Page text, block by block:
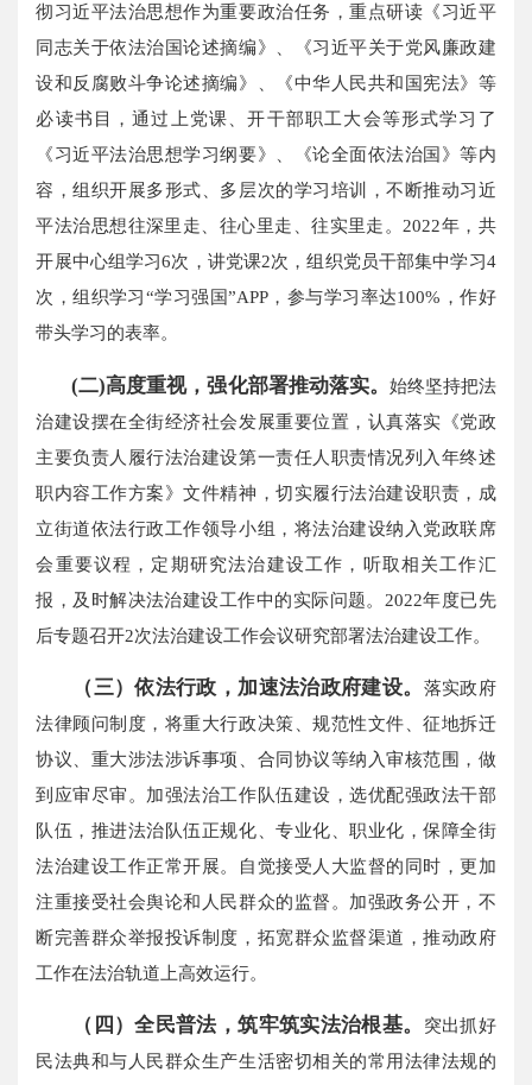
彻习近平法治思想作为重要政治任务，重点研读《习近平
同志关于依法治国论述摘编》、《习近平关于党风廉政建
设和反腐败斗争论述摘编》、《中华人民共和国宪法》等
必读书目，通过上党课、开干部职工大会等形式学习了
《习近平法治思想学习纲要》、《论全面依法治国》等内
容，组织开展多形式、多层次的学习培训，不断推动习近
平法治思想往深里走、往心里走、往实里走。2022年，共
开展中心组学习6次，讲党课2次，组织党员干部集中学习4
次，组织学习“学习强国”APP，参与学习率达100%，作好
带头学习的表率。
(二)高度重视，强化部署推动落实。 始终坚持把法
治建设摆在全街经济社会发展重要位置，认真落实《党政
主要负责人履行法治建设第一责任人职责情况列入年终述
职内容工作方案》文件精神，切实履行法治建设职责，成
立街道依法行政工作领导小组，将法治建设纳入党政联席
会重要议程，定期研究法治建设工作，听取相关工作汇
报，及时解决法治建设工作中的实际问题。2022年度已先
后专题召开2次法治建设工作会议研究部署法治建设工作。
（三）依法行政，加速法治政府建设。 落实政府
法律顾问制度，将重大行政决策、规范性文件、征地拆迁
协议、重大涉法涉诉事项、合同协议等纳入审核范围，做
到应审尽审。加强法治工作队伍建设，选优配强政法干部
队伍，推进法治队伍正规化、专业化、职业化，保障全街
法治建设工作正常开展。自觉接受人大监督的同时，更加
注重接受社会舆论和人民群众的监督。加强政务公开，不
断完善群众举报投诉制度，拓宽群众监督渠道，推动政府
工作在法治轨道上高效运行。
（四）全民普法，筑牢筑实法治根基。
突出抓好
民法典和与人民群众生产生活密切相关的常用法律法规的